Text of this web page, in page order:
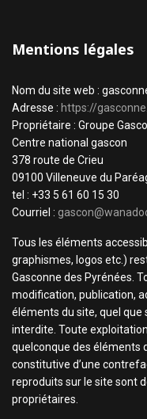
Mentions légales
Nom du site web :
Adresse : https://
Propriétaire : Groupe
Centre national gascon
378 route de Crieu
09100 Villeneuve du
tel : +33 5 61 60 15 30
Courriel :
Tous les éléments
graphismes, logos etc.)
Gasconne des Pyrénées.
modification, publication,
éléments du site, quel que
interdite. Toute
quelconque des éléments
constitutive d’une
reproduits sur le site sont
propriétaires.